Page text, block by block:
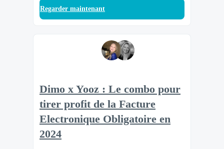
Regarder maintenant
Dimo x Yooz : Le combo pour
tirer profit de la Facture
Electronique Obligatoire en
2024